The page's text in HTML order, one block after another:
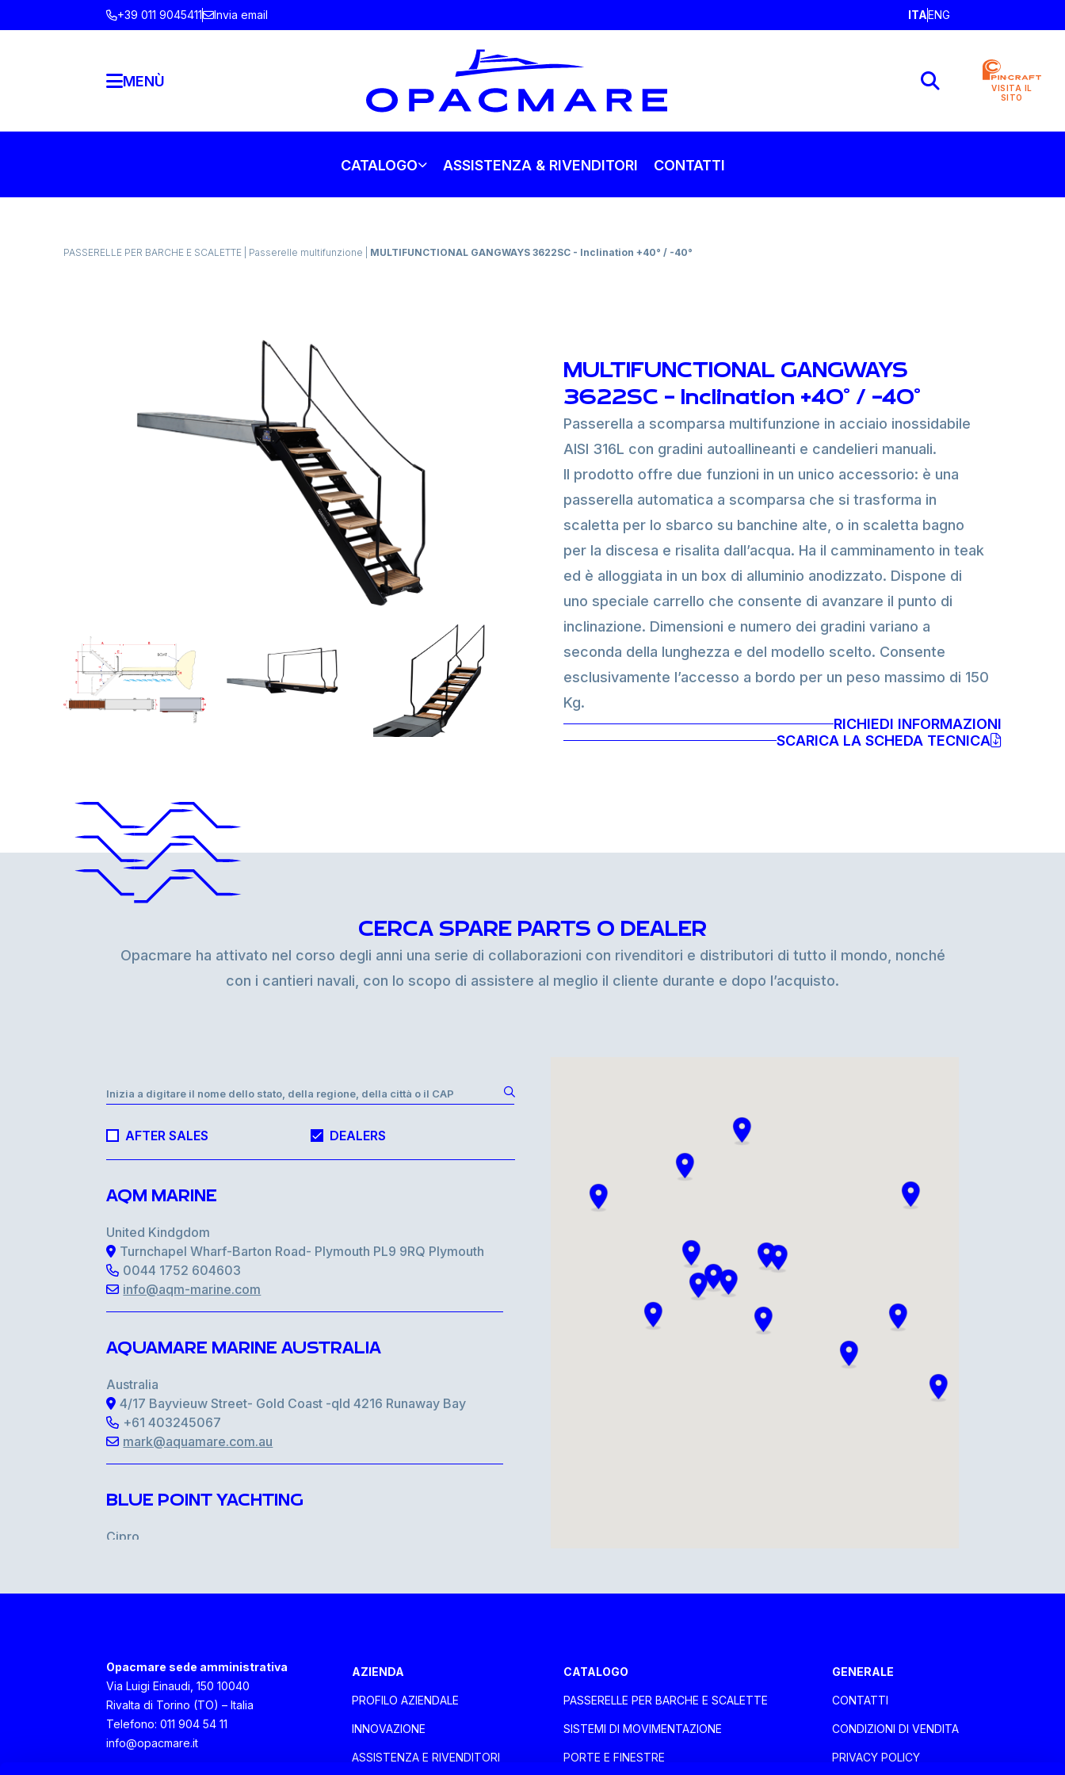
+39 011 9045411 Invia email ITAENG
MENÙ
VISITA IL
SITO
CATALOGO ASSISTENZA & RIVENDITORI CONTATTI
PASSERELLE PER BARCHE E SCALETTE Passerelle multifunzione MULTIFUNCTIONAL GANGWAYS 3622SC - Inclination +40° / -40°
MULTIFUNCTIONAL GANGWAYS
3622SC - Inclination +40° / -40°
Passerella a scomparsa multifunzione in acciaio inossidabile
AISI 316L con gradini autoallineanti e candelieri manuali.
Il prodotto offre due funzioni in un unico accessorio: è una
passerella automatica a scomparsa che si trasforma in
scaletta per lo sbarco su banchine alte, o in scaletta bagno
per la discesa e risalita dall’acqua. Ha il camminamento in teak
ed è alloggiata in un box di alluminio anodizzato. Dispone di
uno speciale carrello che consente di avanzare il punto di
inclinazione. Dimensioni e numero dei gradini variano a
seconda della lunghezza e del modello scelto. Consente
esclusivamente l’accesso a bordo per un peso massimo di 150
Kg.
RICHIEDI INFORMAZIONI
SCARICA LA SCHEDA TECNICA
CERCA SPARE PARTS O DEALER
Opacmare ha attivato nel corso degli anni una serie di collaborazioni con rivenditori e distributori di tutto il mondo, nonché
con i cantieri navali, con lo scopo di assistere al meglio il cliente durante e dopo l’acquisto.
Inizia a digitare il nome dello stato, della regione, della città o il CAP
AFTER SALES DEALERS
AQM MARINE
United Kindgdom
Turnchapel Wharf-Barton Road- Plymouth PL9 9RQ Plymouth
0044 1752 604603
info@aqm-marine.com
AQUAMARE MARINE AUSTRALIA
Australia
4/17 Bayvieuw Street- Gold Coast -qld 4216 Runaway Bay
+61 403245067
mark@aquamare.com.au
BLUE POINT YACHTING
Cipro
aftersales@bpyachting.com
Italia, Campania
Via E. Scarfoglio 75, 80014 Napoli Napoli
+39 081 7622580
cirotodisco63@gmail.com
Opacmare sede amministrativa
Via Luigi Einaudi, 150 10040
Rivalta di Torino (TO) – Italia
Telefono: 011 904 54 11
info@opacmare.it
AZIENDA
PROFILO AZIENDALE
INNOVAZIONE
ASSISTENZA E RIVENDITORI
CATALOGO
PASSERELLE PER BARCHE E SCALETTE
SISTEMI DI MOVIMENTAZIONE
PORTE E FINESTRE
GENERALE
CONTATTI
CONDIZIONI DI VENDITA
PRIVACY POLICY